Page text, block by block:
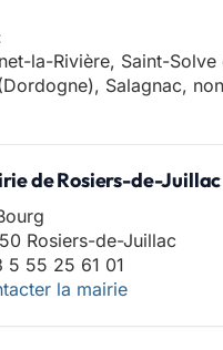
la-Rivière, Saint-Solve
Salagnac,
de Rosiers-de-Juillac
Rosiers-de-Juillac
5 55 25 61 01
la mairie